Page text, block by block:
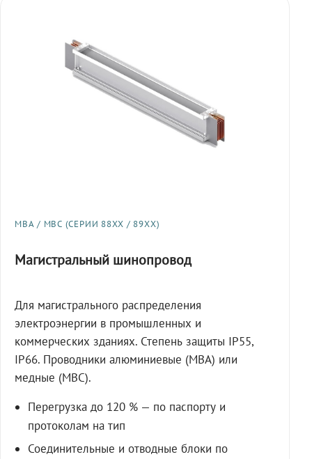
МВА / МВС (СЕРИИ 88XX / 89XX)
Магистральный шинопровод
Для магистрального распределения
электроэнергии в промышленных и
коммерческих зданиях. Степень защиты IP55,
IP66. Проводники алюминиевые (МВА) или
медные (МВС).
Перегрузка до 120 % — по паспорту и
протоколам на тип
Соединительные и отводные блоки по